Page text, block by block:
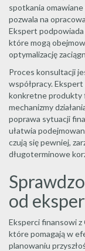
spotkania
pozwala na
Ekspert
które mogą
optymalizację
Proces konsultacji
współpracy.
konkretne produkty
mechanizmy
poprawa sytuacji
ułatwia
czują się pewniej,
długoterminowe
od
Eksperci finansowi z
które pomagają w
planowaniu